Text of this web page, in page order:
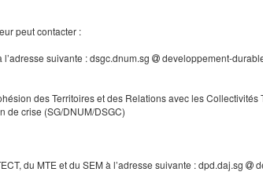
peut contacter :
suivante : dsgc.dnum.sg
developpement-
des Territoires et des Relations avec les Collectivités
de crise (SG/DNUM/DSGC)
du MTE et du SEM à l’adresse suivante : dpd.daj.sg